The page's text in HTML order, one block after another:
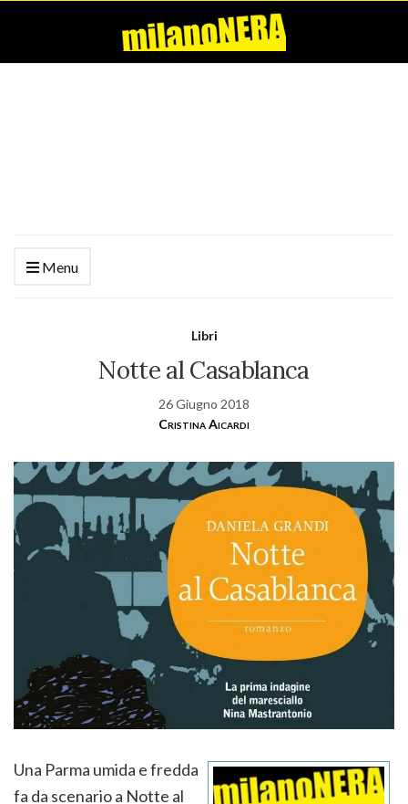
Menu
Libri
Notte al Casablanca
26 Giugno 2018
Cristina Aicardi
Una Parma umida e fredda
fa da scenario a Notte al